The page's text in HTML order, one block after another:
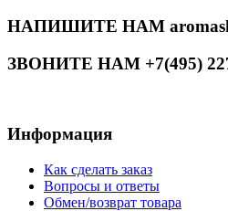
НАПИШИТЕ НАМ
ЗВОНИТЕ НАМ +7(495)
Информация
Как сделать заказ
Вопросы и ответы
Обмен/возврат товара